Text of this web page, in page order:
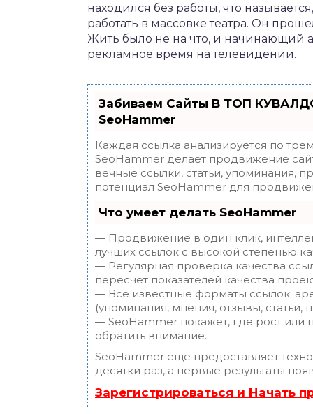
находился без работы, что
работать в массовке театра. Он
Жить было не на что, и начинающий
рекламное время на телевидении.
Забиваем Сайты В ТОП
SeoHammer
Каждая ссылка анализируется по
SeoHammer делает продвижение
вечные ссылки, статьи, упоминания,
потенциал SeoHammer для
Что умеет делать SeoHammer
— Продвижение в один клик,
лучших ссылок с высокой степенью
— Регулярная проверка качества
пересчет показателей качества
— Все известные форматы ссылок:
(упоминания, мнения, отзывы, статьи,
— SeoHammer покажет, где рост или
обратить внимание.
SeoHammer еще предоставляет
десятки раз, а первые результаты
Зарегистрироваться и Начать